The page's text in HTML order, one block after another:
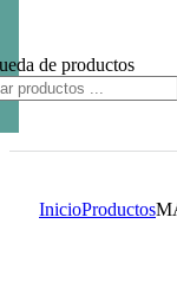
de productos
InicioProductos